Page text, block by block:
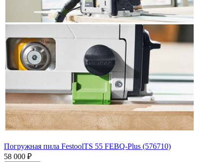
Погружная пила FestoolTS 55 FEBQ-Plus (576710)
58 000 ₽